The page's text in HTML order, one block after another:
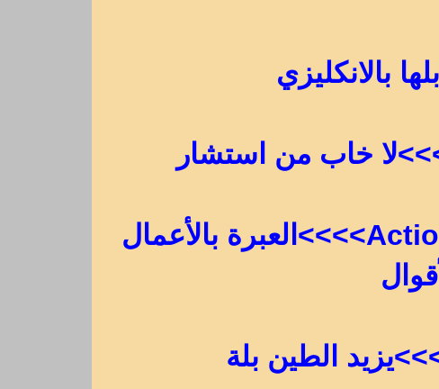
بالانكليزي
Actions speak louder than words>>>>العبرة بالأعمال